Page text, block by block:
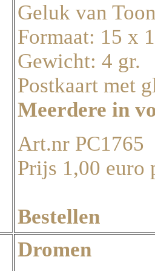
Geluk van
Formaat: 15 x
Gewicht: 4 gr.
Postkaart met
Meerdere in
Art.nr PC1765
Prijs 1,00 euro
Bestellen
Dromen